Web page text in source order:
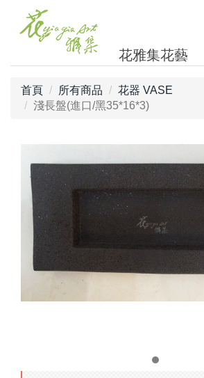
花雅集花藝
首頁 所有商品
花器 VASE
淺長盤(進口/黑35*16*3)